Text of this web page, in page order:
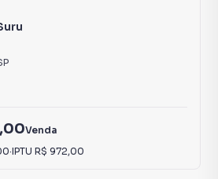
Venda
·IPTU R$ 972,00